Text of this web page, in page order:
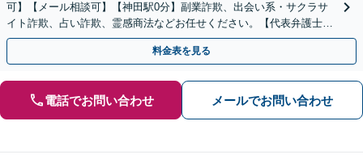
可】【メール相談可】【神田駅0分】副業詐欺、出会い系・サクラサ
イト詐欺、占い詐欺、霊感商法などお任せください。【代表弁護士が
対応】
料金表を見る
電話でお問い合わせ メールでお問い合わせ